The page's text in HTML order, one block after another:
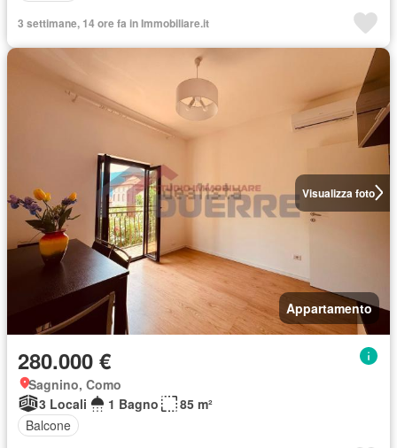
3 settimane, 14 ore fa in Immobiliare.it
Visualizza foto
Appartamento
280.000 €
Sagnino, Como
3 Locali
1 Bagno
85 m²
Balcone